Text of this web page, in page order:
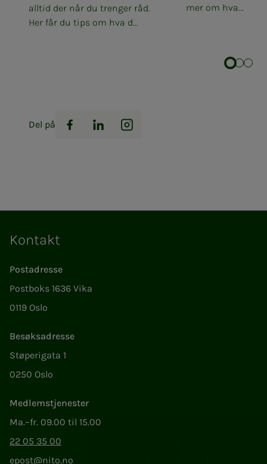
alltid der når du trenger råd.
Her får du tips om hva d...
mer om hva...
Del på
Facebook
LinkedInInstagram
Kontakt
Postadresse
Postboks 1636 Vika
0119 Oslo
Besøksadresse
Støperigata 1
0250 Oslo
Medlemstjenester
Ma.–fr. 09.00 til 15.00
22 05 35 00
epost@nito.no